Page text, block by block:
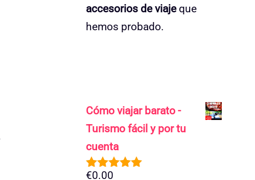
accesorios de viajeque
hemos probado.
Cómo viajar barato -
Turismo fácil y por tu
cuenta
5.00de 5
€0.00